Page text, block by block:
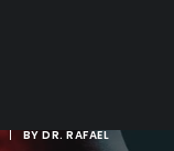
| BY DR. RAFAEL